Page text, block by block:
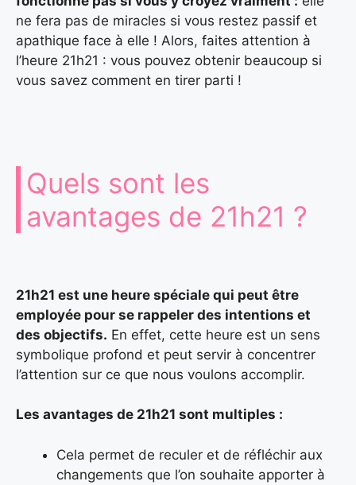
ne fera pas de miracles si vous restez passif et
apathique face à elle ! Alors, faites attention à
l’heure 21h21 : vous pouvez obtenir beaucoup si
vous savez comment en tirer parti !
Quels sont les
avantages de 21h21 ?
21h21 est une heure spéciale qui peut être
employée pour se rappeler des intentions et
des objectifs. En effet, cette heure est un sens
symbolique profond et peut servir à concentrer
l’attention sur ce que nous voulons accomplir.
Les avantages de 21h21 sont multiples :
Cela permet de reculer et de réfléchir aux
changements que l’on souhaite apporter à